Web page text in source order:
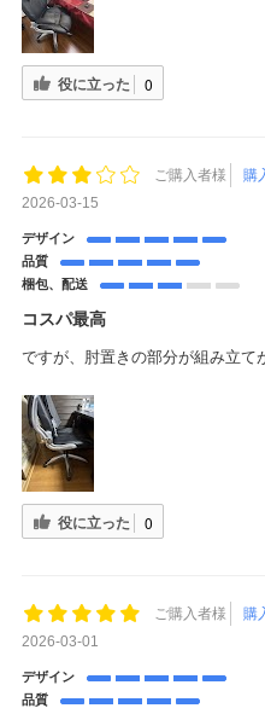
役に立った 0
ご購入者様
購
2026-03-15
デザイン
品質
梱包、配送
コスパ最高
ですが、肘置きの部分が組み立て
役に立った 0
ご購入者様
購
2026-03-01
デザイン
品質